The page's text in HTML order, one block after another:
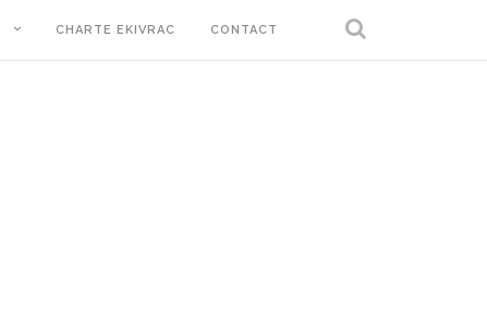
CHARTE EKIVRAC CONTACT